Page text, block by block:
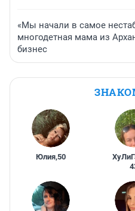
«Мы начали в самое
многодетная мама из
бизнес
Юлия,50